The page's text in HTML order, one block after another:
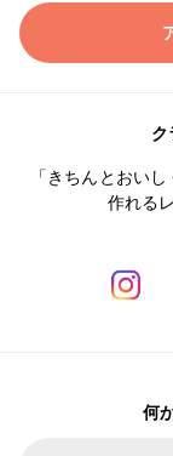
ク
「きちんとおい
作れる
何